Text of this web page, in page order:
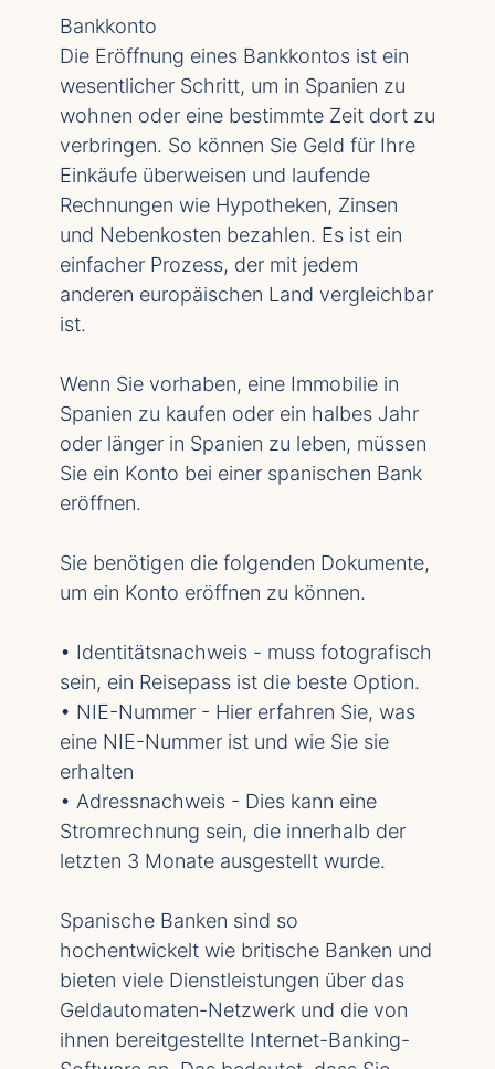
Bankkonto
Die Eröffnung eines Bankkontos ist ein
wesentlicher Schritt, um in Spanien zu
wohnen oder eine bestimmte Zeit dort zu
verbringen. So können Sie Geld für Ihre
Einkäufe überweisen und laufende
Rechnungen wie Hypotheken, Zinsen
und Nebenkosten bezahlen. Es ist ein
einfacher Prozess, der mit jedem
anderen europäischen Land vergleichbar
ist.
Wenn Sie vorhaben, eine Immobilie in
Spanien zu kaufen oder ein halbes Jahr
oder länger in Spanien zu leben, müssen
Sie ein Konto bei einer spanischen Bank
eröffnen.
Sie benötigen die folgenden Dokumente,
um ein Konto eröffnen zu können.
• Identitätsnachweis - muss fotografisch
sein, ein Reisepass ist die beste Option.
• NIE-Nummer - Hier erfahren Sie, was
eine NIE-Nummer ist und wie Sie sie
erhalten
• Adressnachweis - Dies kann eine
Stromrechnung sein, die innerhalb der
letzten 3 Monate ausgestellt wurde.
Spanische Banken sind so
hochentwickelt wie britische Banken und
bieten viele Dienstleistungen über das
Geldautomaten-Netzwerk und die von
ihnen bereitgestellte Internet-Banking-